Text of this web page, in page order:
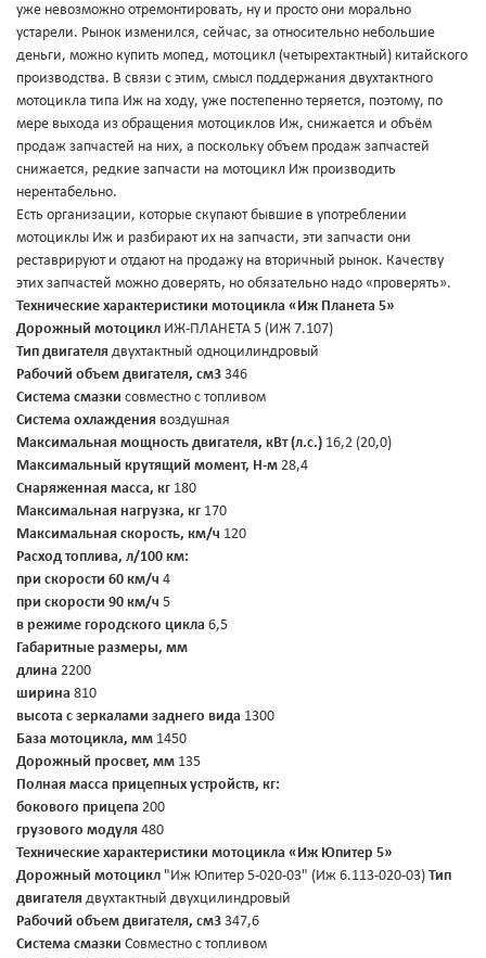
уже невозможно отремонтировать, ну и просто они морально
устарели. Рынок изменился, сейчас, за относительно небольшие
деньги, можно купить мопед, мотоцикл (четырехтактный) китайского
производства. В связи с этим, смысл поддержания двухтактного
мотоцикла типа Иж на ходу, уже постепенно теряется, поэтому, по
мере выхода из обращения мотоциклов Иж, снижается и объём
продаж запчастей на них, а поскольку объем продаж запчастей
снижается, редкие запчасти на мотоцикл Иж производить
нерентабельно.
Есть организации, которые скупают бывшие в употреблении
мотоциклы Иж и разбирают их на запчасти, эти запчасти они
реставрируют и отдают на продажу на вторичный рынок. Качеству
этих запчастей можно доверять, но обязательно надо «проверять».
Технические характеристики мотоцикла «Иж Планета 5»
Дорожный мотоцикл ИЖ-ПЛАНЕТА 5 (ИЖ 7.107)
Тип двигателя двухтактный одноцилиндровый
Рабочий объем двигателя, см3 346
Система смазки совместно с топливом
Система охлаждения воздушная
Максимальная мощность двигателя, кВт (л.с.) 16,2 (20,0)
Максимальный крутящий момент, Н-м 28,4
Снаряженная масса, кг 180
Максимальная нагрузка, кг 170
Максимальная скорость, км/ч 120
Расход топлива, л/100 км:
при скорости 60 км/ч 4
при скорости 90 км/ч 5
в режиме городского цикла 6,5
Габаритные размеры, мм
длина 2200
ширина 810
высота с зеркалами заднего вида 1300
База мотоцикла, мм 1450
Дорожный просвет, мм 135
Полная масса прицепных устройств, кг:
бокового прицепа 200
грузового модуля 480
Технические характеристики мотоцикла «Иж Юпитер 5»
Дорожный мотоцикл "Иж Юпитер 5-020-03" (Иж 6.113-020-03) Тип
двигателя двухтактный двухцилиндровый
Рабочий объем двигателя, см3 347,6
Система смазки Совместно с топливом